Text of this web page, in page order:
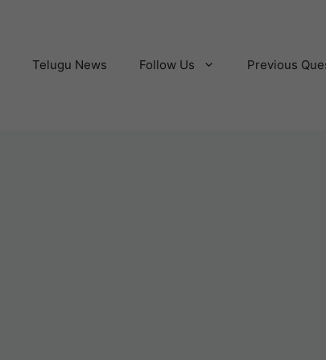
Telugu News Follow Us Previous